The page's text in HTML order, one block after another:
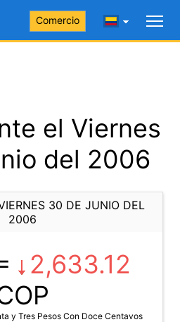
Comercio
el Viernes
del 2006
30 DE JUNIO DEL
2006
2,633.12
y Tres Pesos Con Doce Centavos